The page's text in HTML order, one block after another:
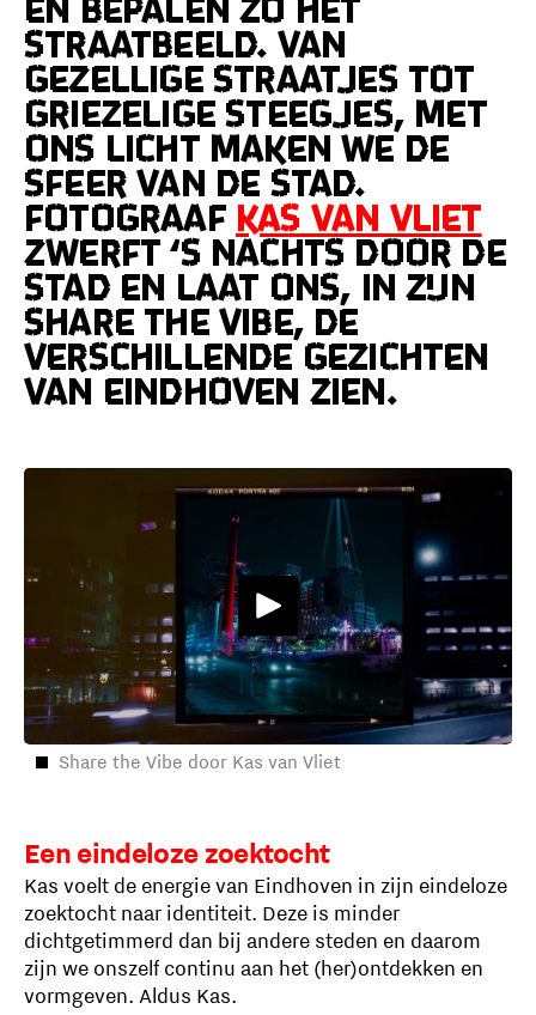
straatbeeld. Van
gezellige straatjes tot
griezelige steegjes, met
ons licht maken we de
sfeer van de stad.
Fotograaf Kas van Vliet
zwerft ‘s nachts door de
stad en laat ons, in zijn
Share the Vibe, de
verschillende gezichten
van Eindhoven zien.
Share the Vibe door Kas van Vliet
Een eindeloze zoektocht
Kas voelt de energie van Eindhoven in zijn eindeloze
zoektocht naar identiteit. Deze is minder
dichtgetimmerd dan bij andere steden en daarom
zijn we onszelf continu aan het (her)ontdekken en
vormgeven. Aldus Kas.